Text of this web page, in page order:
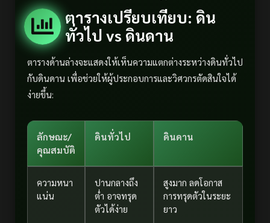
ตารางเปรียบเทียบ: ดิน
ทั่วไป vs ดินดาน
ตารางด้านล่างจะแสดงให้เห็นความแตกต่างระหว่างดินทั่วไป
กับดินดาน เพื่อช่วยให้ผู้ประกอบการและวิศวกรตัดสินใจได้
ง่ายขึ้น:
ลักษณะ/
คุณสมบัติ
ดินทั่วไป ดินดาน
ความหนา
แน่น
ปานกลางถึง
ต่ำ อาจทรุด
ตัวได้ง่าย
สูงมาก ลดโอกาส
การทรุดตัวในระยะ
ยาว